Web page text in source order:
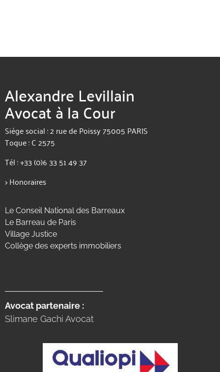
Alexandre Levillain
Avocat à la Cour
Siège social : 2 rue de Poissy 75005 PARIS
Toque : C 2575
Tél :+33 (0)6 33 51 49 37
>Honoraires
Le Conseil National des Barreaux
Le Barreau de Paris
Village Justice
Collège des experts immobiliers
Avocat partenaire :
Slimane Gachi Avocat